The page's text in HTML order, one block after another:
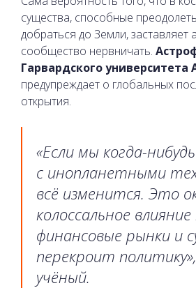
существа, способные
добраться до Земли, заставляет
сообщество нервничать.
Гарвардского университета
предупреждает о глобальных
открытия.
«Если мы когда-
с инопланетными
всё изменится. Это
колоссальное
финансовые рынки и
перекроит
учёный.